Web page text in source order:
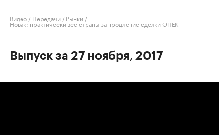
Видео / Передачи / Рынки /
Новак: практически все страны за продление сделки ОПЕК
Выпуск за 27 ноября, 2017